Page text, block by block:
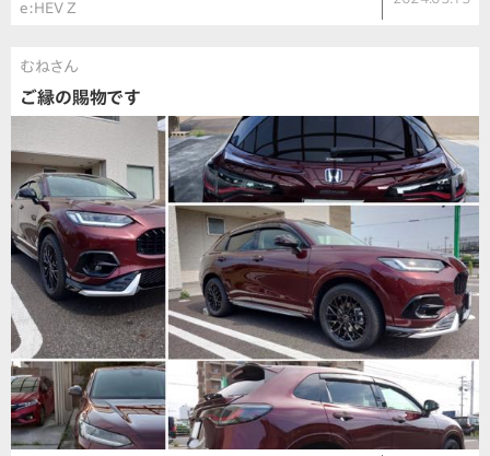
e:HEV Z
むねさん
ご縁の賜物です